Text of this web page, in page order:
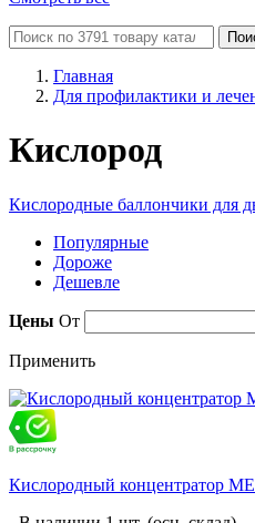
Главная
Для профилактики и
Кислород
Кислородные баллончики для
Популярные
Дороже
Дешевле
Цены От
Применить
Кислородный концентратор